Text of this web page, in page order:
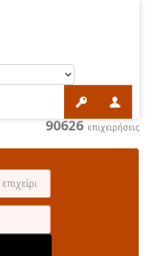
90626 επιχειρήσεις